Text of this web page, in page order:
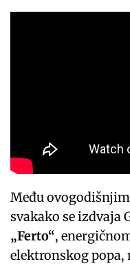
Među
svakako se izdvaja
„Ferto“,
elektronskog